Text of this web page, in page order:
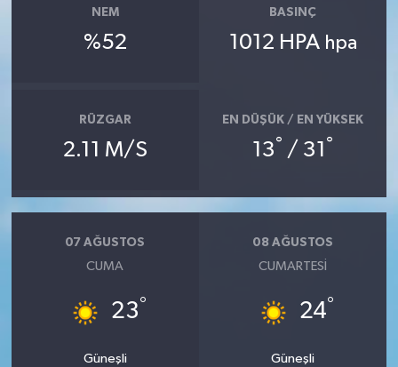
NEM
%52
BASINÇ
1012 HPA hpa
RÜZGAR
2.11 M/S
EN DÜŞÜK / EN YÜKSEK
13° / 31 °
07 AĞUSTOS
CUMA
23°
Güneşli
08 AĞUSTOS
CUMARTESI
24°
Güneşli